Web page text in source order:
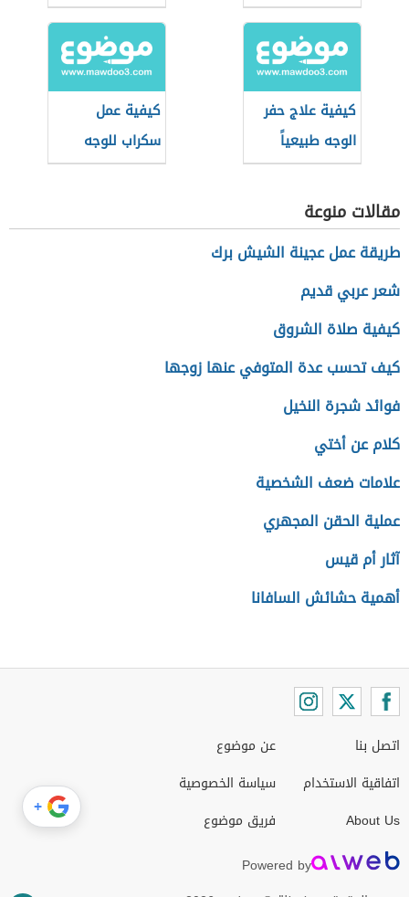
كيفية علاج حفر
الوجه طبيعياً
كيفية عمل
سكراب للوجه
مقالات منوعة
طريقة عمل عجينة الشيش برك
شعر عربي قديم
كيفية صلاة الشروق
كيف تحسب عدة المتوفي عنها زوجها
فوائد شجرة النخيل
كلام عن أختي
علامات ضعف الشخصية
عملية الحقن المجهري
آثار أم قيس
أهمية حشائش السافانا
اتصل بنا
اتفاقية الاستخدام
About Us
عن موضوع
سياسة الخصوصية
فريق موضوع
Powered by
+